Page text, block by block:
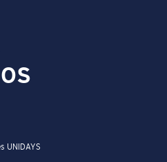
UNIDAYS